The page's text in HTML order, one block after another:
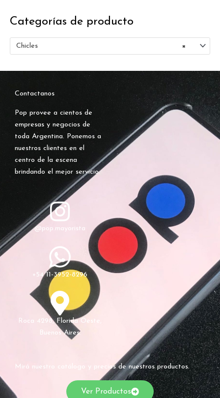
c
Categorías de producto
×
Chicles
Contactanos
Pop provee a cientos de
empresas y negocios de
toda Argentina. Ponemos a
nuestros clientes en el
centro de la escena
brindando el mejor servicio.
@pop.mayorista
+54 11-3952-8296
Roca 4298, Florida Oeste,
Buenos Aires.
Mirá nuestro catálogo y precios de nuestros productos.
Ver Productos